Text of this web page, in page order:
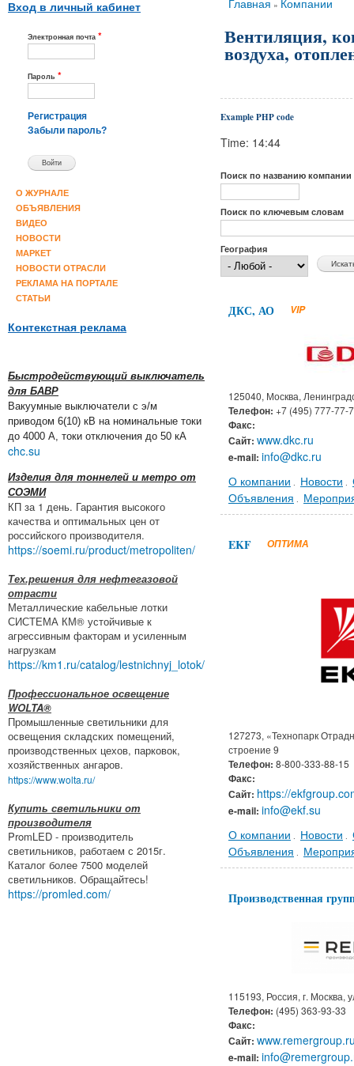
Вход в личный кабинет
Электронная почта *
Пароль *
Регистрация
Забыли пароль?
О ЖУРНАЛЕ
ОБЪЯВЛЕНИЯ
ВИДЕО
НОВОСТИ
МАРКЕТ
НОВОСТИ ОТРАСЛИ
РЕКЛАМА НА ПОРТАЛЕ
СТАТЬИ
Контекстная реклама
Быстродействующий выключатель
для БАВР
Вакуумные выключатели с э/м
приводом 6(10) кВ на номинальные токи
до 4000 А, токи отключения до 50 кА
chc.su
Изделия для тоннелей и метро от
СОЭМИ
КП за 1 день. Гарантия высокого
качества и оптимальных цен от
российского производителя.
https://soemi.ru/product/metropoliten/
Тех.решения для нефтегазовой
отрасти
Металлические кабельные лотки
СИСТЕМА КМ® устойчивые к
агрессивным факторам и усиленным
нагрузкам
https://km1.ru/catalog/lestnichnyj_lotok/
Профессиональное освещение
WOLTA®
Промышленные светильники для
освещения складских помещений,
производственных цехов, парковок,
хозяйственных ангаров.
https://www.wolta.ru/
Купить светильники от
производителя
PromLED - производитель
светильников, работаем с 2015г.
Каталог более 7500 моделей
светильников. Обращайтесь!
https://promled.com/
Вы здесь
Главная » Компании
Вентиляция,
воздуха,
Example PHP code
Time: 14:44
Поиск по названию компании
Поиск по ключевым словам
География
ДКС, АО VIP
125040, Москва,
Телефон: +7 (495) 777-77-
Факс:
Сайт: www.dkc.ru
e-mail: info@dkc.ru
О компании . Новости .
Объявления .
EKF ОПТИМА
127273, «Технопарк
строение 9
Телефон: 8-800-333-88-15
Факс:
Сайт: https://
e-mail: info@ekf.su
О компании . Новости .
Объявления .
Производственная
115193, Россия, г. Москва,
Телефон: (495) 363-93-33
Факс:
Сайт:
e-mail: